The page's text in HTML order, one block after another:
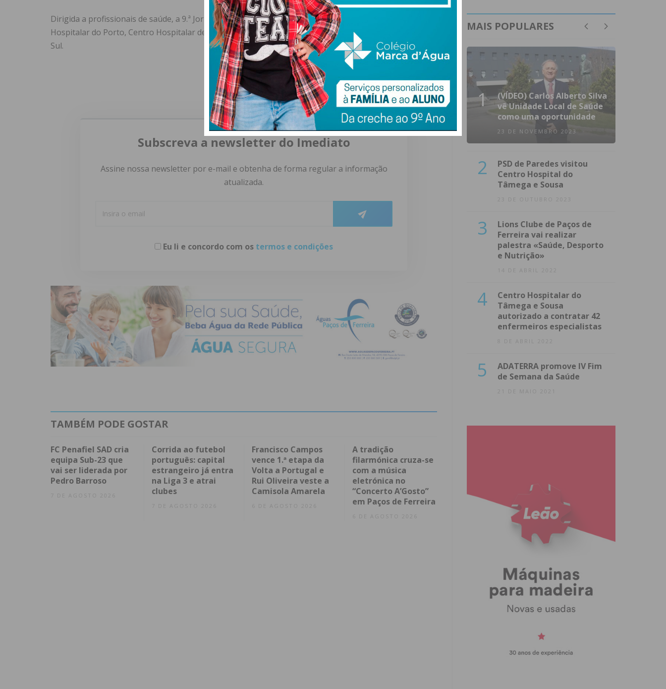
Dirigida a profissionais de saúde, a 9.ª Jornada Urológica do CHTS conta com oradores do CHTS, Centro
Hospitalar do Porto, Centro Hospitalar de Vila Nova de Gaia – Espinho e ACES Tâmega II Vale do Sousa
Sul.
Subscreva a newsletter do Imediato
Assine nossa newsletter por e-mail e obtenha de forma regular a informação
atualizada.
Eu li e concordo com os termos e condições
TAMBÉM PODE GOSTAR
FC Penafiel SAD cria
equipa Sub-23 que
vai ser liderada por
Pedro Barroso
7 DE AGOSTO 2026
Corrida ao futebol
português: capital
estrangeiro já entra
na Liga 3 e atrai
clubes
7 DE AGOSTO 2026
Francisco Campos
vence 1.ª etapa da
Volta a Portugal e
Rui Oliveira veste a
Camisola Amarela
6 DE AGOSTO 2026
A tradição
filarmónica cruza-se
com a música
eletrónica no
“Concerto A’Gosto”
em Paços de Ferreira
6 DE AGOSTO 2026
MAIS POPULARES
1
(VÍDEO) Carlos Alberto Silva
vê Unidade Local de Saúde
como uma oportunidade
23 DE NOVEMBRO 2023
2
PSD de Paredes visitou
Centro Hospital do
Tâmega e Sousa
23 DE OUTUBRO 2023
3
Lions Clube de Paços de
Ferreira vai realizar
palestra «Saúde, Desporto
e Nutrição»
14 DE ABRIL 2022
4
Centro Hospitalar do
Tâmega e Sousa
autorizado a contratar 42
enfermeiros especialistas
8 DE ABRIL 2022
5
ADATERRA promove IV Fim
de Semana da Saúde
21 DE MAIO 2021